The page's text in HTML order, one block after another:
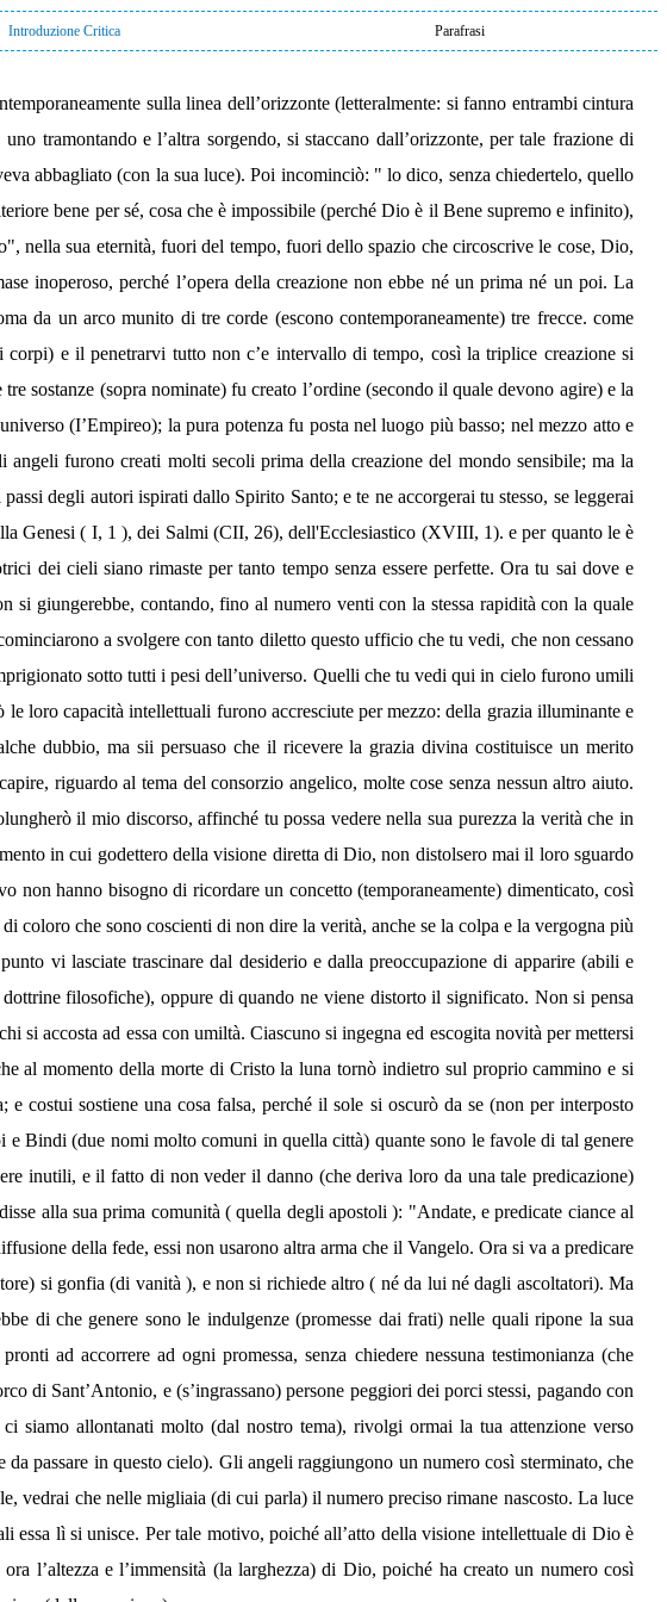
Introduzione Critica Parafrasi
sulla linea dell’orizzonte (letteralmente: si fanno entrambi cintura
tramontando e l’altra sorgendo, si staccano dall’orizzonte, per tale frazione di
abbagliato (con la sua luce). Poi incominciò: " lo dico, senza chiedertelo, quello
bene per sé, cosa che è impossibile (perché Dio è il Bene supremo e infinito),
nella sua eternità, fuori del tempo, fuori dello spazio che circoscrive le cose, Dio,
inoperoso, perché l’opera della creazione non ebbe né un prima né un poi. La
da un arco munito di tre corde (escono contemporaneamente) tre frecce. come
e il penetrarvi tutto non c’e intervallo di tempo, così la triplice creazione si
sostanze (sopra nominate) fu creato l’ordine (secondo il quale devono agire) e la
(I’Empireo); la pura potenza fu posta nel luogo più basso; nel mezzo atto e
furono creati molti secoli prima della creazione del mondo sensibile; ma la
degli autori ispirati dallo Spirito Santo; e te ne accorgerai tu stesso, se leggerai
Genesi ( I, 1 ), dei Salmi (CII, 26), dell'Ecclesiastico (XVIII, 1). e per quanto le è
dei cieli siano rimaste per tanto tempo senza essere perfette. Ora tu sai dove e
giungerebbe, contando, fino al numero venti con la stessa rapidità con la quale
a svolgere con tanto diletto questo ufficio che tu vedi, che non cessano
sotto tutti i pesi dell’universo. Quelli che tu vedi qui in cielo furono umili
loro capacità intellettuali furono accresciute per mezzo: della grazia illuminante e
dubbio, ma sii persuaso che il ricevere la grazia divina costituisce un merito
riguardo al tema del consorzio angelico, molte cose senza nessun altro aiuto.
il mio discorso, affinché tu possa vedere nella sua purezza la verità che in
in cui godettero della visione diretta di Dio, non distolsero mai il loro sguardo
non hanno bisogno di ricordare un concetto (temporaneamente) dimenticato, così
coloro che sono coscienti di non dire la verità, anche se la colpa e la vergogna più
vi lasciate trascinare dal desiderio e dalla preoccupazione di apparire (abili e
filosofiche), oppure di quando ne viene distorto il significato. Non si pensa
accosta ad essa con umiltà. Ciascuno si ingegna ed escogita novità per mettersi
al momento della morte di Cristo la luna tornò indietro sul proprio cammino e si
costui sostiene una cosa falsa, perché il sole si oscurò da se (non per interposto
Bindi (due nomi molto comuni in quella città) quante sono le favole di tal genere
inutili, e il fatto di non veder il danno (che deriva loro da una tale predicazione)
alla sua prima comunità ( quella degli apostoli ): "Andate, e predicate ciance al
della fede, essi non usarono altra arma che il Vangelo. Ora si va a predicare
si gonfia (di vanità ), e non si richiede altro ( né da lui né dagli ascoltatori). Ma
di che genere sono le indulgenze (promesse dai frati) nelle quali ripone la sua
ad accorrere ad ogni promessa, senza chiedere nessuna testimonianza (che
di Sant’Antonio, e (s’ingrassano) persone peggiori dei porci stessi, pagando con
siamo allontanati molto (dal nostro tema), rivolgi ormai la tua attenzione verso
passare in questo cielo). Gli angeli raggiungono un numero così sterminato, che
vedrai che nelle migliaia (di cui parla) il numero preciso rimane nascosto. La luce
lì si unisce. Per tale motivo, poiché all’atto della visione intellettuale di Dio è
l’altezza e l’immensità (la larghezza) di Dio, poiché ha creato un numero così